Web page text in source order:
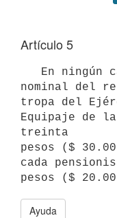
Artículo 5
nominal del
tropa del
Equipaje de
treinta
pesos ($
cada
pesos ($
Ayuda